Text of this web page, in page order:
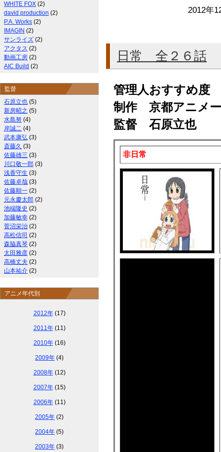
2012年
日常 全２６話
管理人おすすめ
制作 京都アニメ
監督 石原立也
非日常
WHITE FOX (2)
david production (2)
P.A. Works (2)
IMAGIN (2)
サンライズ (2)
アクタス (2)
動画工房 (2)
AIC Build (2)
監督
石原立也 (5)
新房昭之 (5)
水島努 (4)
岸誠二 (4)
武本康弘 (3)
斎藤久 (3)
佐藤雄三 (3)
川口敬一郎 (3)
浅香守生 (3)
佐藤卓哉 (3)
佐藤順一 (2)
元永慶太郎 (2)
池端隆史 (2)
加藤敏幸 (2)
菅沼栄治 (2)
高松信司 (2)
森脇真琴 (2)
太田雅彦 (2)
高橋丈夫 (2)
山本祐介 (2)
アニメ年代別
2012年(17)
2011年(11)
2010年(16)
2009年 (4)
2008年(12)
2007年(15)
2006年(11)
2005年 (2)
2004年 (5)
2003年 (3)